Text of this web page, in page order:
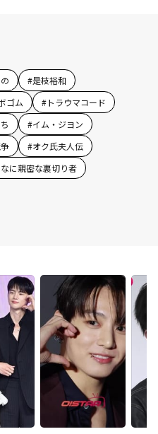
#是枝裕和
ゴム #トラウマコード
#イム・ジヨン
#オク氏夫人伝
に親密な裏切り者